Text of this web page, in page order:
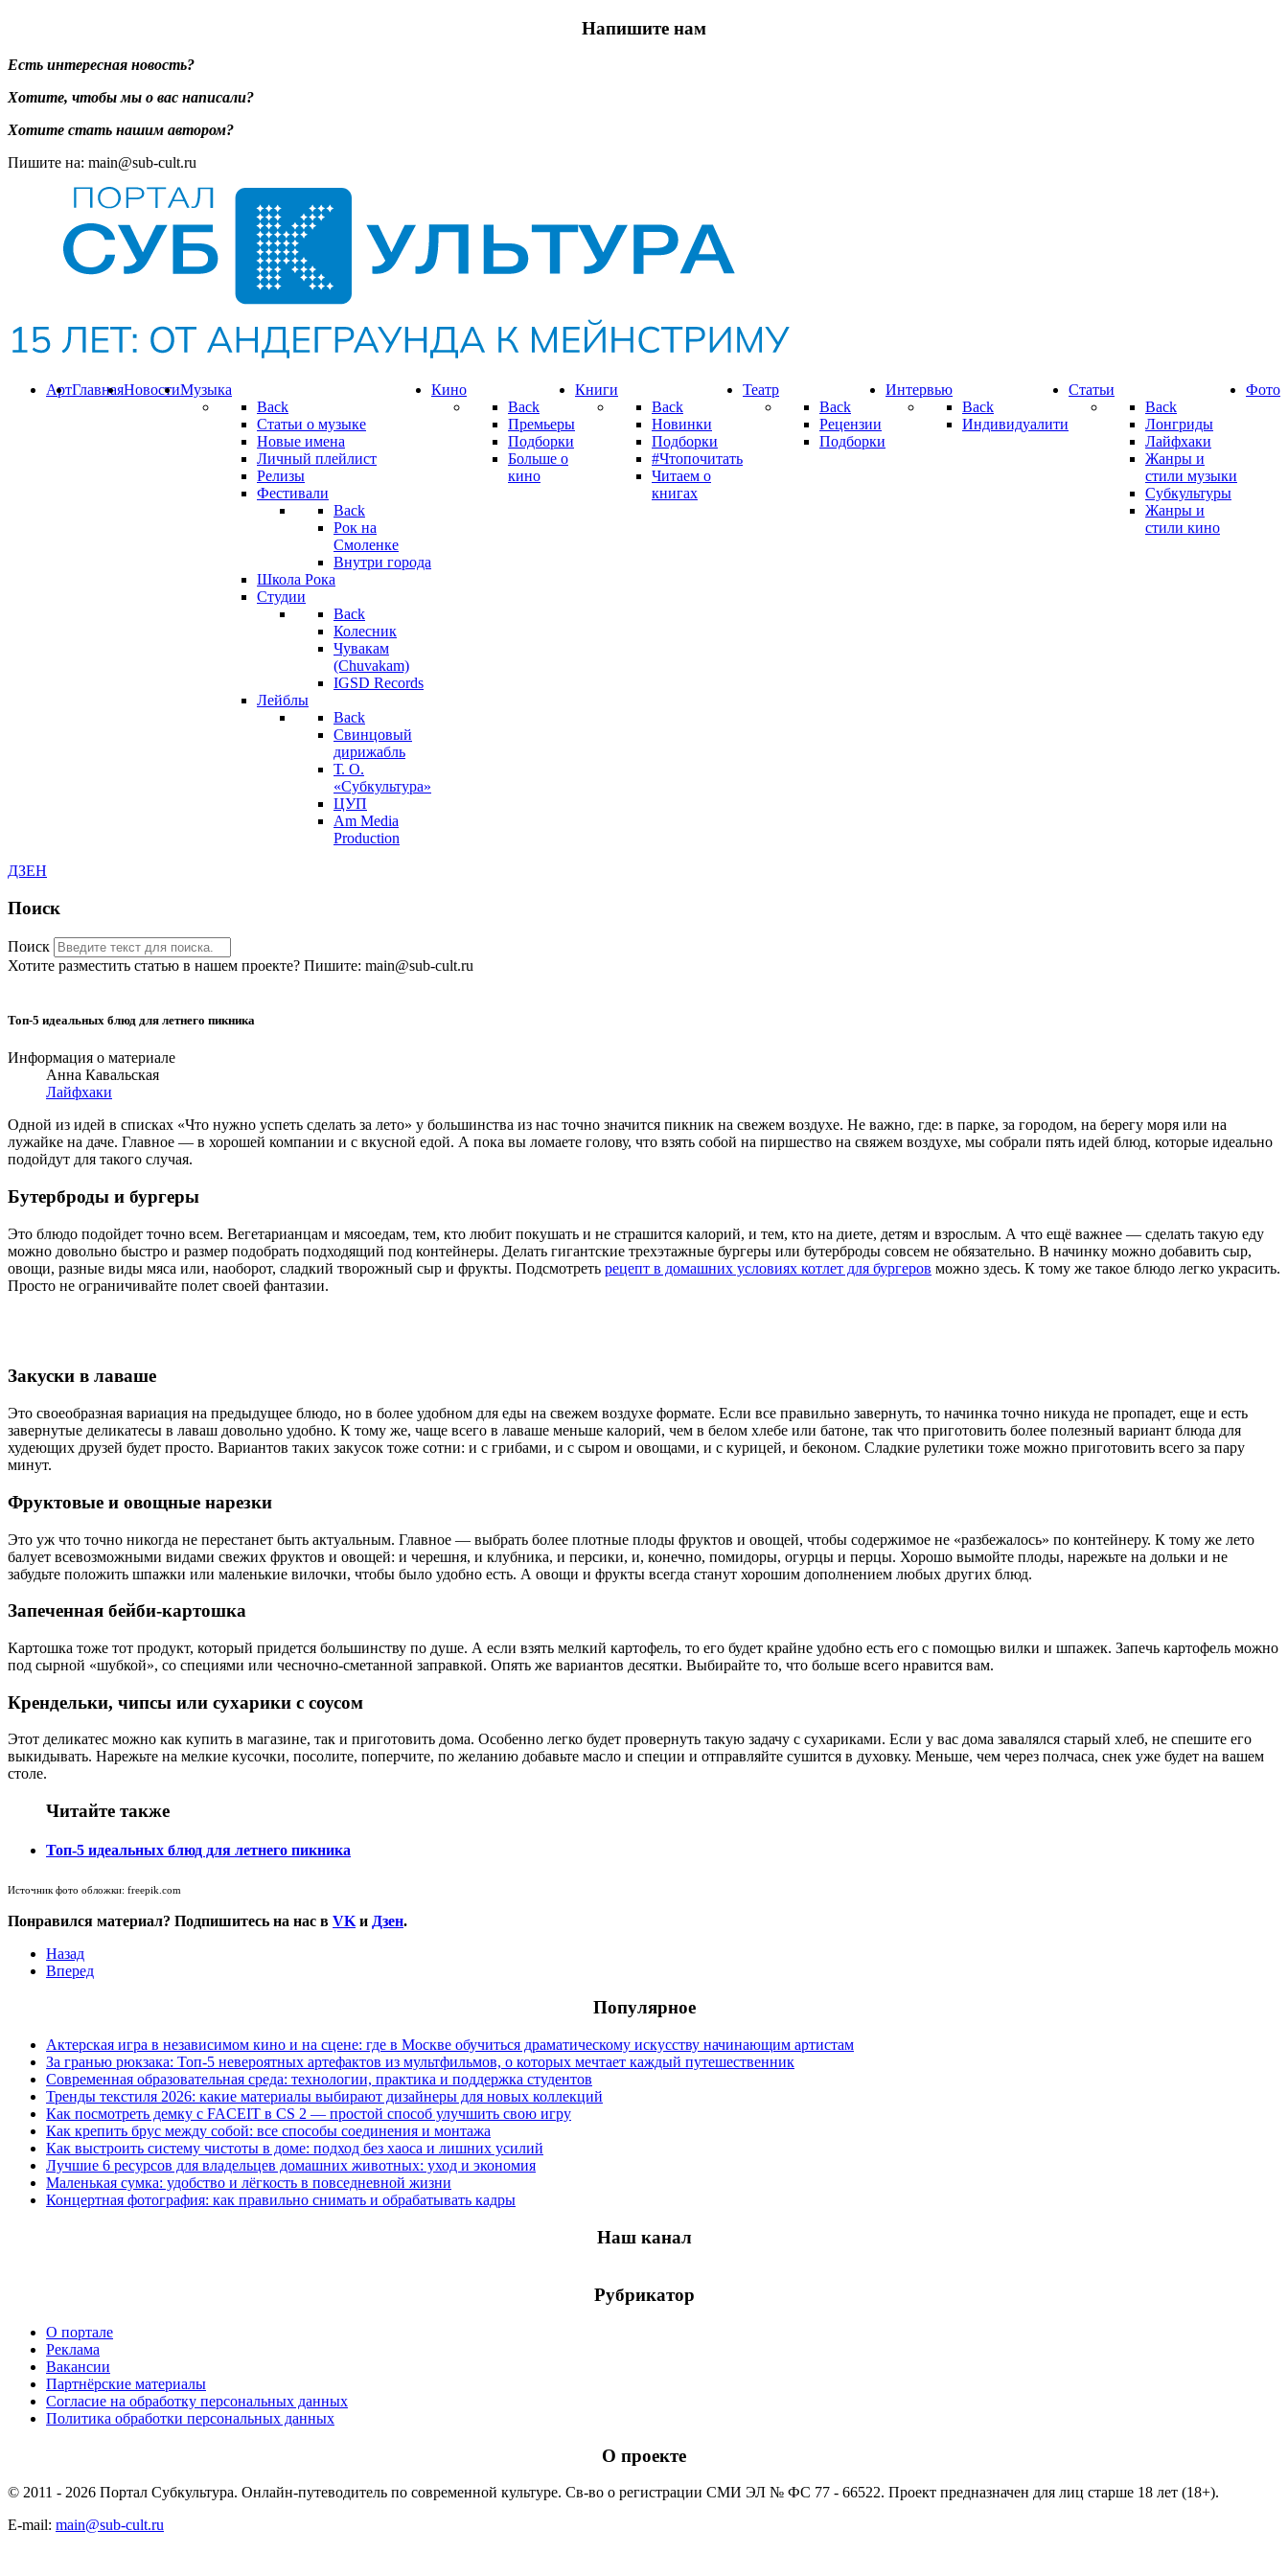
Напишите нам
Есть интересная новость?
Хотите, чтобы мы о вас написали?
Хотите стать нашим автором?
Пишите на: main@sub-cult.ru
Музыка
Back
Статьи о музыке
Новые имена
Личный плейлист
Релизы
Фестивали
Back
Рок на
Смоленке
Внутри города
Школа Рока
Студии
Back
Колесник
Чувакам
(Chuvakam)
IGSD Records
Лейблы
Back
Свинцовый
дирижабль
Т. О.
«Субкультура»
ЦУП
Am Media
Production
Кино
Back
Премьеры
Подборки
Больше о
кино
Книги
Back
Новинки
Подборки
#Чтопочитать
Читаем о
книгах
Театр
Back
Рецензии
Подборки
Фото
Интервью
Back
Индивидуалити
Статьи
Back
Лонгриды
Лайфхаки
Жанры и
стили музыки
Субкультуры
Жанры и
стили кино
Новости
Главная
Арт
ДЗЕН
Поиск
Поиск
Хотите разместить статью в нашем проекте? Пишите: main@sub-cult.ru
Топ-5 идеальных блюд для летнего пикника
Информация о материале
Анна Кавальская
Лайфхаки
Одной из идей в списках «Что нужно успеть сделать за лето» у большинства из нас точно значится пикник на свежем воздухе. Не важно, где: в парке, за городом, на берегу моря или на
лужайке на даче. Главное — в хорошей компании и с вкусной едой. А пока вы ломаете голову, что взять собой на пиршество на свяжем воздухе, мы собрали пять идей блюд, которые идеально
подойдут для такого случая.
Бутерброды и бургеры
Это блюдо подойдет точно всем. Вегетарианцам и мясоедам, тем, кто любит покушать и не страшится калорий, и тем, кто на диете, детям и взрослым. А что ещё важнее — сделать такую еду
можно довольно быстро и размер подобрать подходящий под контейнеры. Делать гигантские трехэтажные бургеры или бутерброды совсем не обязательно. В начинку можно добавить сыр,
овощи, разные виды мяса или, наоборот, сладкий творожный сыр и фрукты. Подсмотреть рецепт в домашних условиях котлет для бургеров можно здесь. К тому же такое блюдо легко украсить.
Просто не ограничивайте полет своей фантазии.
Закуски в лаваше
Это своеобразная вариация на предыдущее блюдо, но в более удобном для еды на свежем воздухе формате. Если все правильно завернуть, то начинка точно никуда не пропадет, еще и есть
завернутые деликатесы в лаваш довольно удобно. К тому же, чаще всего в лаваше меньше калорий, чем в белом хлебе или батоне, так что приготовить более полезный вариант блюда для
худеющих друзей будет просто. Вариантов таких закусок тоже сотни: и с грибами, и с сыром и овощами, и с курицей, и беконом. Сладкие рулетики тоже можно приготовить всего за пару
минут.
Фруктовые и овощные нарезки
Это уж что точно никогда не перестанет быть актуальным. Главное — выбрать более плотные плоды фруктов и овощей, чтобы содержимое не «разбежалось» по контейнеру. К тому же лето
балует всевозможными видами свежих фруктов и овощей: и черешня, и клубника, и персики, и, конечно, помидоры, огурцы и перцы. Хорошо вымойте плоды, нарежьте на дольки и не
забудьте положить шпажки или маленькие вилочки, чтобы было удобно есть. А овощи и фрукты всегда станут хорошим дополнением любых других блюд.
Запеченная бейби-картошка
Картошка тоже тот продукт, который придется большинству по душе. А если взять мелкий картофель, то его будет крайне удобно есть его с помощью вилки и шпажек. Запечь картофель можно
под сырной «шубкой», со специями или чесночно-сметанной заправкой. Опять же вариантов десятки. Выбирайте то, что больше всего нравится вам.
Крендельки, чипсы или сухарики с соусом
Этот деликатес можно как купить в магазине, так и приготовить дома. Особенно легко будет провернуть такую задачу с сухариками. Если у вас дома завалялся старый хлеб, не спешите его
выкидывать. Нарежьте на мелкие кусочки, посолите, поперчите, по желанию добавьте масло и специи и отправляйте сушится в духовку. Меньше, чем через полчаса, снек уже будет на вашем
столе.
Читайте также
Топ-5 идеальных блюд для летнего пикника
Источник фото обложки: freepik.com
Понравился материал? Подпишитесь на нас в VK и Дзен.
Назад
Вперед
Популярное
Актерская игра в независимом кино и на сцене: где в Москве обучиться драматическому искусству начинающим артистам
За гранью рюкзака: Топ-5 невероятных артефактов из мультфильмов, о которых мечтает каждый путешественник
Современная образовательная среда: технологии, практика и поддержка студентов
Тренды текстиля 2026: какие материалы выбирают дизайнеры для новых коллекций
Как посмотреть демку с FACEIT в CS 2 — простой способ улучшить свою игру
Как крепить брус между собой: все способы соединения и монтажа
Как выстроить систему чистоты в доме: подход без хаоса и лишних усилий
Лучшие 6 ресурсов для владельцев домашних животных: уход и экономия
Маленькая сумка: удобство и лёгкость в повседневной жизни
Концертная фотография: как правильно снимать и обрабатывать кадры
Наш канал
Рубрикатор
О портале
Реклама
Вакансии
Партнёрские материалы
Согласие на обработку персональных данных
Политика обработки персональных данных
О проекте
© 2011 - 2026 Портал Субкультура. Онлайн-путеводитель по современной культуре. Св-во о регистрации СМИ ЭЛ № ФС 77 - 66522. Проект предназначен для лиц старше 18 лет (18+).
E-mail: main@sub-cult.ru